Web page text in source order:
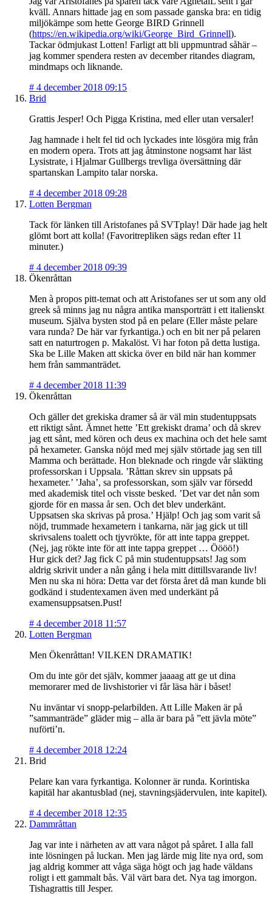
kväll. Annars hittade jag en som passade ganska bra: en tidig
miljökämpe som hette George BIRD Grinnell
(https://en.wikipedia.org/wiki/George_Bird_Grinnell).
Tackar ödmjukast Lotten! Farligt att bli uppmuntrad såhär –
jag kommer spendera resten av december ritandes diagram,
mindmaps och liknande.
# 4 december 2018 09:15
Brid
Grattis Jesper! Och Pigga Kristina, med eller utan versaler!
Jag hamnade i helt fel tid och lyckades inte lösgöra mig från
en modern opera. Trots att jag åtminstone nogsamt har läst
Lysistrate, i Hjalmar Gullbergs trevliga översättning där
spartanskan Lampito talar norska.
# 4 december 2018 09:28
Lotten Bergman
Tack för länken till Aristofanes på SVTplay! Där hade jag helt
glömt bort att kolla! (Favoritrepliken sägs redan efter 11
minuter.)
# 4 december 2018 09:39
Ökenråttan
Men à propos pitt-temat och att Aristofanes ser ut som any old
greek så minns jag nu några antika mansporträtt i ett italienskt
museum. Själva bysten stod på en pelare (Eller måste pelare
vara runda? De här var fyrkantiga.) och en bit ner på pelaren
satt en naturtrogen p. Makalöst. Vi har foton på detta lustiga.
Ska be Lille Maken att skicka över en bild när han kommer
hem från sammanträdet.
# 4 december 2018 11:39
Ökenråttan
Och gäller det grekiska dramer så är väl min studentuppsats
ett riktigt sånt. Ämnet hette ’Ett grekiskt drama’ och då skrev
jag ett sånt, med kören och deus ex machina och det hele samt
på hexameter. Ganska nöjd med mej själv störtade jag sen till
Mamma och berättade. Hon bleknade och ringde vår släkting
professorskan i Uppsala. ’Råttan skrev sin uppsats på
hexameter.’ ’Jaha’, sa professorskan, som själv var försedd
med akademisk titel och visste besked. ’Det var det nån som
gjorde för en massa år sen. Och det blev underkänt.
Uppsatsen ska skrivas på prosa.’ Hjälp! Och jag som varit så
nöjd, trummade hexametern i tankarna, när jag gick ut till
skrivsalens toalett och tjyvrökte, för att inte tappa greppet.
(Nej, jag rökte inte för att inte tappa greppet … Öööö!)
Hur gick det? Jag fick C på min studentuppsats! Jag som
aldrig skrivit under a nån gång i hela mitt dittillsvarande liv!
Men nu ska ni höra: Detta var det första året då man kunde bli
godkänd i studentexamen även med underkänt på
examensuppsatsen.Pust!
# 4 december 2018 11:57
Lotten Bergman
Men Ökenråttan! VILKEN DRAMATIK!
Om du inte gör det själv, kommer jaaaag att ge ut dina
memorarer med de livshistorier vi får läsa här i båset!
Nu inväntar vi snopp-pelarbilden. Att Lille Maken är på
”sammanträde” gläder mig – alla är bara på ”ett jävla möte”
nuförti’n.
# 4 december 2018 12:24
Brid
Pelare kan vara fyrkantiga. Kolonner är runda. Korintiska
kapitäl har akantusblad (nej, stavningsjädervulen, inte kapitel).
# 4 december 2018 12:35
Dammråttan
Jag var inte i närheten av att vara något på spåret. I alla fall
inte lösningen på luckan. Men jag lärde mig lite nya ord, som
jag aldrig kommer att våga säga högt och jag hade väldans
roligt i ett gammalt bås. Väl värt bara det. Nya tag imorgon.
Tishagrattis till Jesper.